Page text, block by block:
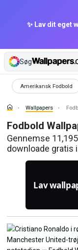
✨ Lav dit eget
Søg
Amerikansk Fodbold
Wallpapers
Wallpapers
Fodbold
Gennemse
downloade gratis i
Lav